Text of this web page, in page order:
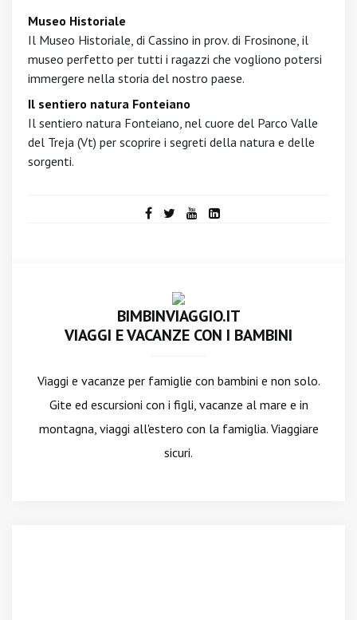
Museo Historiale
Il Museo Historiale, di Cassino in prov. di Frosinone, il
museo perfetto per tutti i ragazzi che vogliono potersi
immergere nella storia del nostro paese.
Il sentiero natura Fonteiano
Il sentiero natura Fonteiano, nel cuore del Parco Valle
del Treja (Vt) per scoprire i segreti della natura e delle
sorgenti.
BIMBINVIAGGIO.IT
VIAGGI E VACANZE CON I BAMBINI
Viaggi e vacanze per famiglie con bambini e non solo.
Gite ed escursioni con i figli, vacanze al mare e in
montagna, viaggi all'estero con la famiglia. Viaggiare
sicuri.